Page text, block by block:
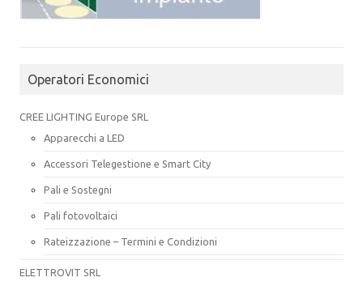
Operatori Economici
CREE LIGHTING Europe SRL
Apparecchi a LED
Accessori Telegestione e Smart City
Pali e Sostegni
Pali fotovoltaici
Rateizzazione – Termini e Condizioni
ELETTROVIT SRL